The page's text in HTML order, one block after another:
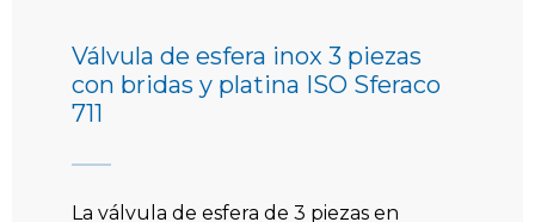
Válvula de esfera inox 3 piezas
con bridas y platina ISO Sferaco
711
La válvula de esfera de 3 piezas en